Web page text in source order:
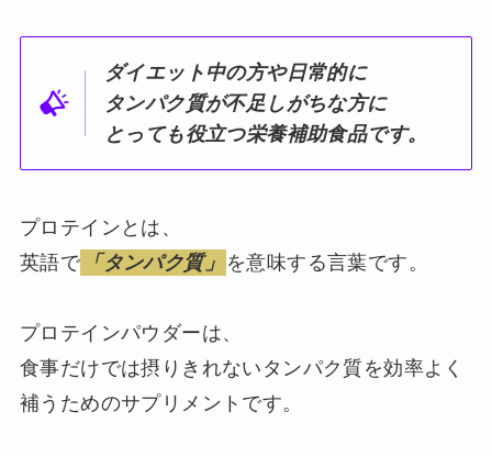
ダイエット中の方や日常的に
タンパク質が不足しがちな方に
とっても役立つ栄養補助食品です。
プロテインとは、
英語で
「タンパク質」 を意味する言葉です。
プロテインパウダーは、
食事だけでは摂りきれないタンパク質を効率よく
補うためのサプリメントです。